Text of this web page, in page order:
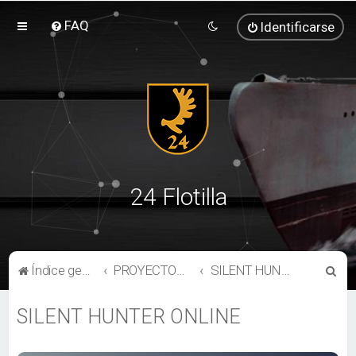
FAQ Identificarse
24 Flotilla
Índice general PROYECTOS Y OTROS SIMULADORES NAVALES SILENT HUNTER ONLINE
SILENT HUNTER ONLINE